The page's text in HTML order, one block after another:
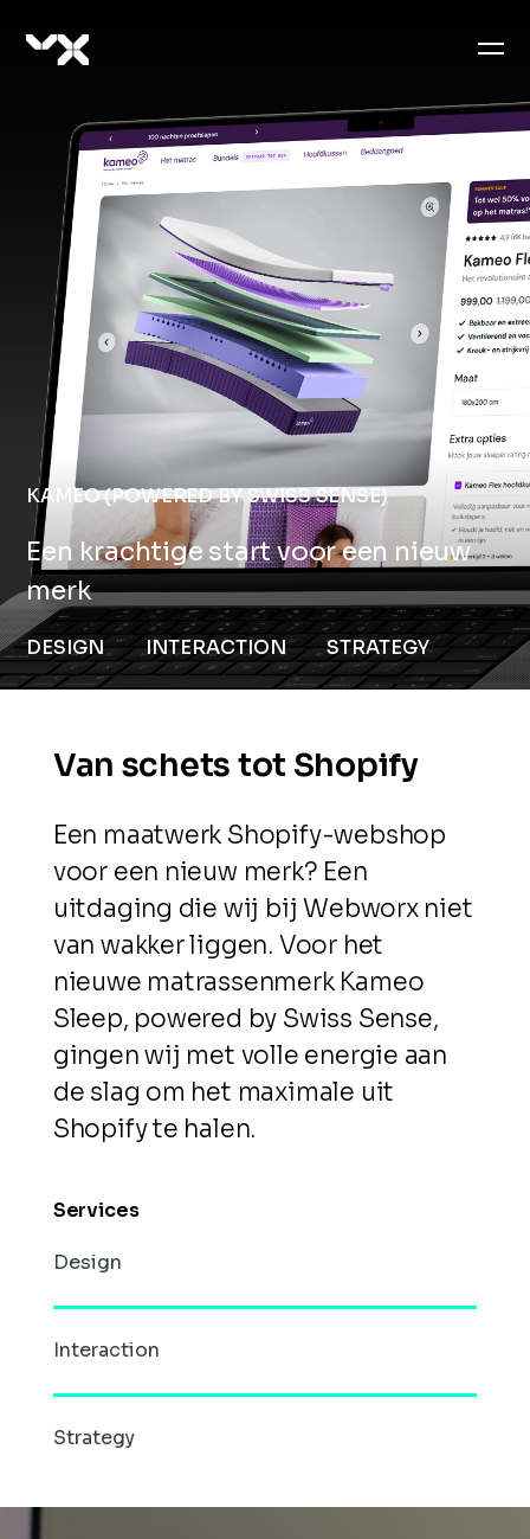
KAMEO (POWERED BY SWISS SENSE)
Een krachtige startvooreen nieuw
merk
DESIGN INTERACTION STRATEGY
Van schets tot Shopify
Een maatwerk Shopify-webshop
voor een nieuw merk? Een
uitdaging die wij bij Webworx niet
van wakker liggen. Voor het
nieuwe matrassenmerk Kameo
Sleep, powered by Swiss Sense,
gingen wij met volle energie aan
de slag om het maximale uit
Shopify te halen.
Services
Design
Interaction
Strategy